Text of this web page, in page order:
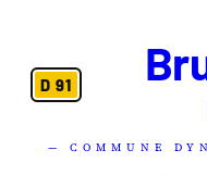
D 91
— COMMUNE